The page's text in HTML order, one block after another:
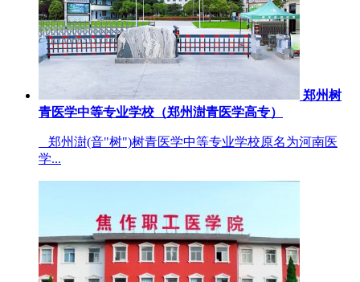
郑州树
青医学中等专业学校（郑州澍青医学高专）
郑州澍(音"树")树青医学中等专业学校原名为河南医
学...